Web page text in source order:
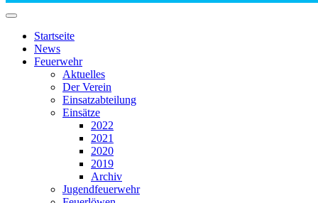
Startseite
News
Feuerwehr
Aktuelles
Der Verein
Einsatzabteilung
Einsätze
2022
2021
2020
2019
Archiv
Jugendfeuerwehr